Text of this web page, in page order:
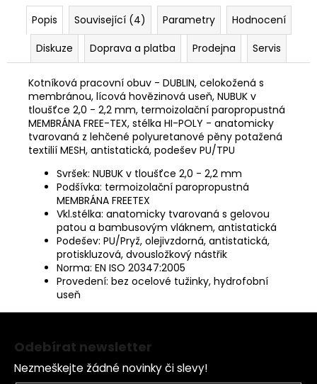
Popis Související (4) Parametry
Hodnocení
Diskuze
Doprava a platba Prodejna Servis
Kotníková pracovní obuv - DUBLIN, celokožená s
membránou, lícová hovězinová useň, NUBUK v
tloušťce 2,0 - 2,2 mm, termoizolační paropropustná
MEMBRÁNA FREE-TEX, stélka HI-POLY - anatomicky
tvarovaná z lehčené polyuretanové pěny potažená
textilií MESH, antistatická, podešev PU/TPU
Svršek: NUBUK v tloušťce 2,0 - 2,2 mm
Podšívka: termoizolační paropropustná
MEMBRÁNA FREETEX
Vkl.stélka: anatomicky tvarovaná s gelovou
patou a bambusovým vláknem, antistatická
Podešev: PU/Pryž, olejivzdorná, antistatická,
protiskluzová, dvousložkový nástřik
Norma: EN ISO 20347:2005
Provedení: bez ocelové tužinky, hydrofobní
useň
Z
Odebírat newsletter
Nezmeškejte žádné novinky či slevy!